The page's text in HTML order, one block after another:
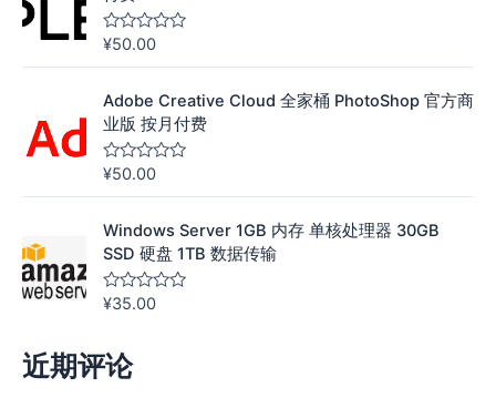
l
;
5
评
s
o
l
;
5
¥50.00
Adobe Creative Cloud 全家桶 PhotoShop 官方商
业版 按月付费
评
s
o
;
5
¥50.00
Windows Server 1GB 内存 单核处理器 30GB
SSD 硬盘 1TB 数据传输
评
&
s
o
¥35.00
近期评论